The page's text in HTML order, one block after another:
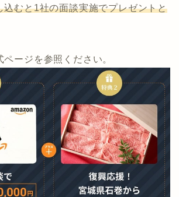
込むと1社の面談実施でプレゼントと
ページを参照ください。